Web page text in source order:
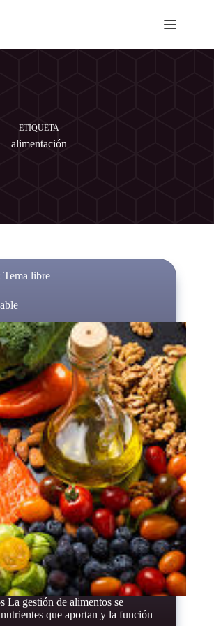
ETIQUETA
alimentación
Tema libre
La gestión de alimentos se
que aportan y la función